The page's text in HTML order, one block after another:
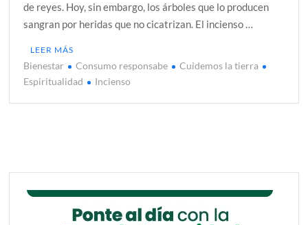
de reyes. Hoy, sin embargo, los árboles que lo producen
sangran por heridas que no cicatrizan. El incienso …
LEER MÁS
Bienestar Consumo responsabe
Cuidemos la tierra
Espiritualidad
Incienso